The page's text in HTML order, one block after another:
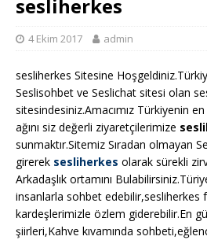
sesliherkes
4 Ekim 2017 admin
sesliherkes Sitesine
Seslisohbet ve Seslichat sitesi olan
sitesindesiniz.Amacımız Türkiyenin
ağını siz değerli ziyaretçilerimize
sunmaktır.Sitemiz Sıradan olmayan
girerek sesliherkes olarak sürekli
Arkadaşlık ortamını
insanlarla sohbet edebilir,sesliherkes
kardeşlerimizle özlem giderebilir.En
şiirleri,Kahve kıvamında